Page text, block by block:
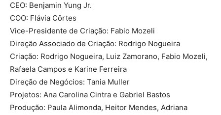
CEO: Benjamin Yung Jr.
COO: Flávia Côrtes
Vice-Presidente de Criação: Fabio Mozeli
Direção Associado de Criação: Rodrigo Nogueira
Criação: Rodrigo Nogueira, Luiz Zamorano, Fabio Mozeli,
Rafaela Campos e Karine Ferreira
Direção de Negócios: Tania Muller
Projetos: Ana Carolina Cintra e Gabriel Bastos
Produção: Paula Alimonda, Heitor Mendes, Adriana